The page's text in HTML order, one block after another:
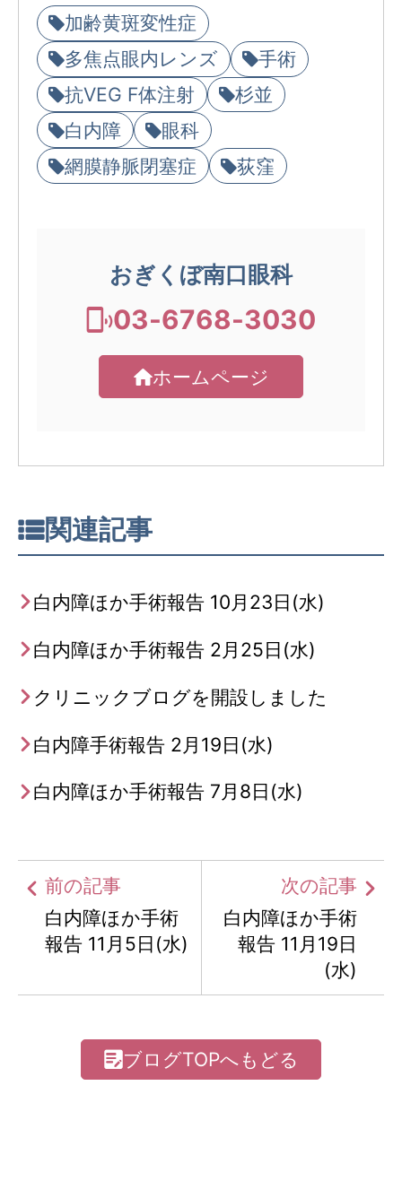
加齢黄斑変性症
多焦点眼内レンズ
手術
抗VEG F体注射
杉並
白内障
眼科
網膜静脈閉塞症
荻窪
おぎくぼ南口眼科
03-6768-3030
ホームページ
関連記事
白内障ほか手術報告 10月23日(水)
白内障ほか手術報告 2月25日(水)
クリニックブログを開設しました
白内障手術報告 2月19日(水)
白内障ほか手術報告 7月8日(水)
前の記事
白内障ほか手術
報告 11月5日(水)
次の記事
白内障ほか手術
報告 11月19日
(水)
ブログTOPへもどる